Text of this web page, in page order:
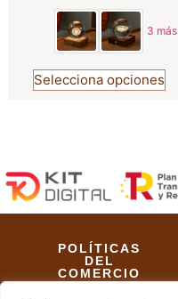
3 más
Selecciona opciones
POLÍTICAS
DEL
COMERCIO